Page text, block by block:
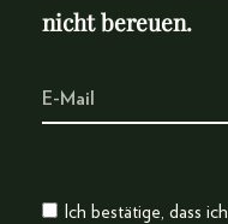
nicht bereuen.
Ich bestätige, dass